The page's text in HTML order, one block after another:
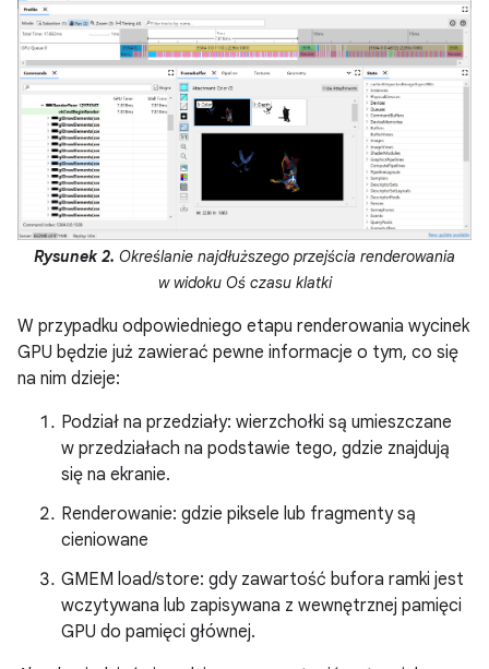
Rysunek 2. Określanie najdłuższego przejścia renderowania
w widoku Oś czasu klatki
W przypadku odpowiedniego etapu renderowania wycinek
GPU będzie już zawierać pewne informacje o tym, co się
na nim dzieje:
Podział na przedziały: wierzchołki są umieszczane
w przedziałach na podstawie tego, gdzie znajdują
się na ekranie.
Renderowanie: gdzie piksele lub fragmenty są
cieniowane
GMEM load/store: gdy zawartość bufora ramki jest
wczytywana lub zapisywana z wewnętrznej pamięci
GPU do pamięci głównej.